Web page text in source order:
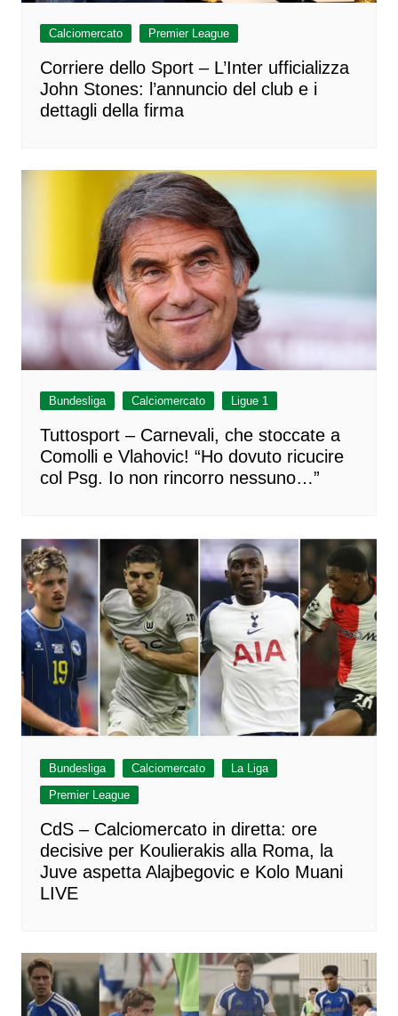
Calciomercato Premier League
Corriere dello Sport – L’Inter ufficializza
John Stones: l’annuncio del club e i
dettagli della firma
Bundesliga Calciomercato Ligue 1
Tuttosport – Carnevali, che stoccate a
Comolli e Vlahovic! “Ho dovuto ricucire
col Psg. Io non rincorro nessuno…”
Bundesliga Calciomercato
La Liga
Premier League
CdS – Calciomercato in diretta: ore
decisive per Koulierakis alla Roma, la
Juve aspetta Alajbegovic e Kolo Muani
LIVE